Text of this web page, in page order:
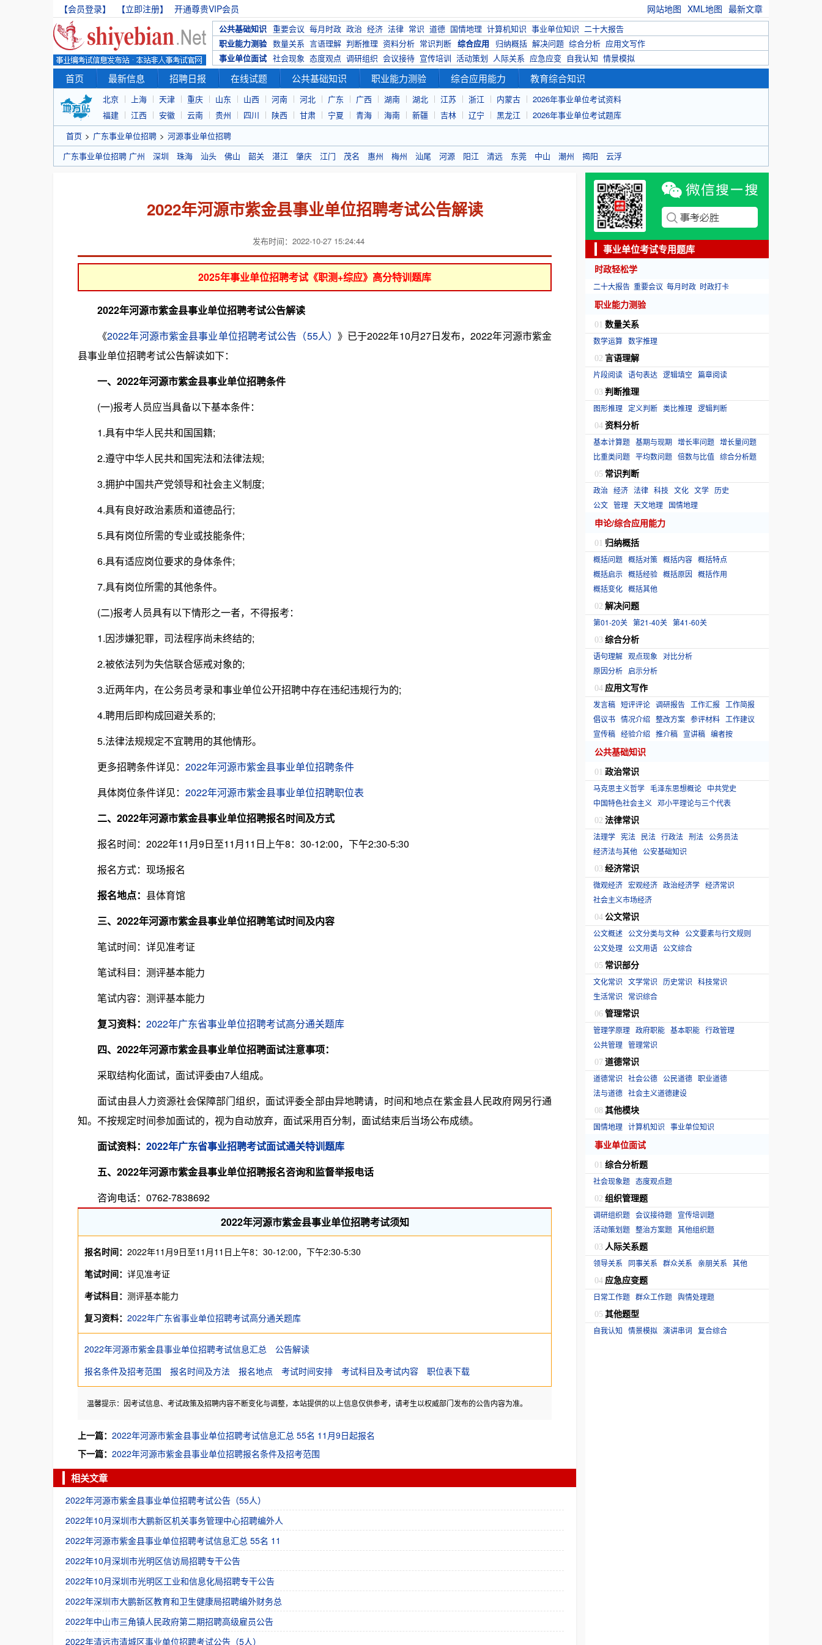
【会员登录】 【立即注册】 开通尊贵VIP会员 网站地图 XML地图 最新文章
公共基础知识 重要会议 每月时政 政治 经济 法律 常识 道德 国情地理 计算机知识 事业单位知识 二十大报告
职业能力测验 数量关系 言语理解 判断推理 资料分析 常识判断 综合应用 归纳概括 解决问题 综合分析 应用文写作
事业单位面试 社会现象 态度观点 调研组织 会议接待 宣传培训 活动策划 人际关系 应急应变 自我认知 情景模拟
首页 最新信息 招聘日报 在线试题 公共基础知识 职业能力测验 综合应用能力 教育综合知识
北京 上海 天津 重庆 山东 山西 河南 河北 广东 广西 湖南 湖北 江苏 浙江 内蒙古
2026年事业单位考试资料
福建
江西 安徽 云南 贵州 四川 陕西 甘肃 宁夏 青海 海南 新疆 吉林 辽宁 黑龙江
2026年事业单位考试题库
首页 > 广东事业单位招聘 > 河源事业单位招聘
广东事业单位招聘 广州 深圳 珠海 汕头 佛山 韶关 湛江 肇庆 江门 茂名 惠州 梅州 汕尾 河源 阳江 清远 东莞 中山 潮州 揭阳 云浮
2022年河源市紫金县事业单位招聘考试公告解读
发布时间：2022-10-27 15:24:44
2025年事业单位招聘考试《职测+综应》高分特训题库
2022年河源市紫金县事业单位招聘考试公告解读
《2022年河源市紫金县事业单位招聘考试公告（55人） 》已于2022年10月27日发布，2022年河源市紫金
县事业单位招聘考试公告解读如下：
一、2022年河源市紫金县事业单位招聘条件
(一)报考人员应当具备以下基本条件：
1.具有中华人民共和国国籍;
2.遵守中华人民共和国宪法和法律法规;
3.拥护中国共产党领导和社会主义制度;
4.具有良好政治素质和道德品行;
5.具有岗位所需的专业或技能条件;
6.具有适应岗位要求的身体条件;
7.具有岗位所需的其他条件。
(二)报考人员具有以下情形之一者，不得报考：
1.因涉嫌犯罪，司法程序尚未终结的;
2.被依法列为失信联合惩戒对象的;
3.近两年内，在公务员考录和事业单位公开招聘中存在违纪违规行为的;
4.聘用后即构成回避关系的;
5.法律法规规定不宜聘用的其他情形。
更多招聘条件详见： 2022年河源市紫金县事业单位招聘条件
具体岗位条件详见： 2022年河源市紫金县事业单位招聘职位表
二、2022年河源市紫金县事业单位招聘报名时间及方式
报名时间：2022年11月9日至11月11日上午8：30-12:00，下午2:30-5:30
报名方式：现场报名
报名地点： 县体育馆
三、2022年河源市紫金县事业单位招聘笔试时间及内容
笔试时间：详见准考证
笔试科目：测评基本能力
笔试内容：测评基本能力
复习资料： 2022年广东省事业单位招聘考试高分通关题库
四、2022年河源市紫金县事业单位招聘面试注意事项：
采取结构化面试，面试评委由7人组成。
面试由县人力资源社会保障部门组织，面试评委全部由异地聘请，时间和地点在紫金县人民政府网另行通
知。不按规定时间参加面试的，视为自动放弃，面试采用百分制，面试结束后当场公布成绩。
面试资料： 2022年广东省事业招聘考试面试通关特训题库
五、2022年河源市紫金县事业单位招聘报名咨询和监督举报电话
咨询电话：0762-7838692
2022年河源市紫金县事业单位招聘考试须知
报名时间： 2022年11月9日至11月11日上午8：30-12:00，下午2:30-5:30
笔试时间： 详见准考证
考试科目： 测评基本能力
复习资料： 2022年广东省事业单位招聘考试高分通关题库
2022年河源市紫金县事业单位招聘考试信息汇总
公告解读
报名条件及招考范围
报名时间及方法 报名地点 考试时间安排 考试科目及考试内容 职位表下载
温馨提示：因考试信息、考试政策及招聘内容不断变化与调整，本站提供的以上信息仅供参考，请考生以权威部门发布的公告内容为准。
上一篇： 2022年河源市紫金县事业单位招聘考试信息汇总 55名 11月9日起报名
下一篇： 2022年河源市紫金县事业单位招聘报名条件及招考范围
相关文章
2022年河源市紫金县事业单位招聘考试公告（55人）
2022年10月深圳市大鹏新区机关事务管理中心招聘编外人
2022年河源市紫金县事业单位招聘考试信息汇总 55名 11
2022年10月深圳市光明区信访局招聘专干公告
2022年10月深圳市光明区工业和信息化局招聘专干公告
2022年深圳市大鹏新区教育和卫生健康局招聘编外财务总
2022年中山市三角镇人民政府第二期招聘高级雇员公告
2022年清远市清城区事业单位招聘考试公告（5人）
事业单位考试专用题库
时政轻松学
二十大报告 重要会议 每月时政 时政打卡
职业能力测验
01 数量关系
数学运算 数字推理
02 言语理解
片段阅读 语句表达 逻辑填空 篇章阅读
03 判断推理
图形推理 定义判断 类比推理 逻辑判断
04 资料分析
基本计算题 基期与现期 增长率问题 增长量问题
比重类问题 平均数问题 倍数与比值 综合分析题
05 常识判断
政治 经济 法律 科技 文化 文学 历史
公文 管理 天文地理 国情地理
申论/综合应用能力
01 归纳概括
概括问题 概括对策 概括内容 概括特点
概括启示 概括经验 概括原因 概括作用
概括变化 概括其他
02 解决问题
第01-20关 第21-40关 第41-60关
03 综合分析
语句理解 观点现象 对比分析
原因分析 启示分析
04 应用文写作
发言稿 短评评论 调研报告 工作汇报
工作简报
倡议书 情况介绍 整改方案 参评材料 工作建议
宣传稿 经验介绍 推介稿 宣讲稿 编者按
公共基础知识
01 政治常识
马克思主义哲学 毛泽东思想概论 中共党史
中国特色社会主义 邓小平理论与三个代表
02 法律常识
法理学 宪法 民法 行政法 刑法 公务员法
经济法与其他 公安基础知识
03 经济常识
微观经济 宏观经济 政治经济学 经济常识
社会主义市场经济
04 公文常识
公文概述 公文分类与文种 公文要素与行文规则
公文处理 公文用语 公文综合
05 常识部分
文化常识 文学常识 历史常识 科技常识
生活常识
常识综合
06 管理常识
管理学原理 政府职能 基本职能 行政管理
公共管理 管理常识
07 道德常识
道德常识 社会公德 公民道德 职业道德
法与道德 社会主义道德建设
08 其他模块
国情地理 计算机知识 事业单位知识
事业单位面试
01 综合分析题
社会现象题 态度观点题
02 组织管理题
调研组织题 会议接待题 宣传培训题
活动策划题 整治方案题 其他组织题
03 人际关系题
领导关系 同事关系 群众关系 亲朋关系 其他
04 应急应变题
日常工作题 群众工作题 舆情处理题
05 其他题型
自我认知 情景模拟 演讲串词 复合综合